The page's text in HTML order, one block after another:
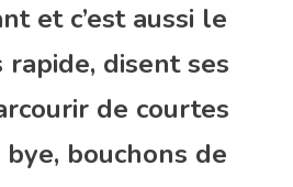
et c’est aussi le
disent ses
de courtes
bouchons de